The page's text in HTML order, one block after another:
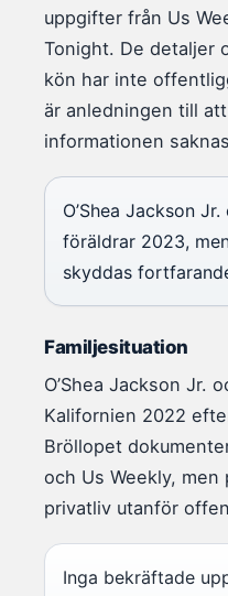
uppgifter från Us
Tonight. De detaljer
kön har inte
är anledningen till
informationen
O’Shea Jackson
föräldrar 2023,
skyddas
Familjesituation
O’Shea Jackson Jr.
Kalifornien 2022
Bröllopet
och Us Weekly,
privatliv utanför
Inga bekräftade